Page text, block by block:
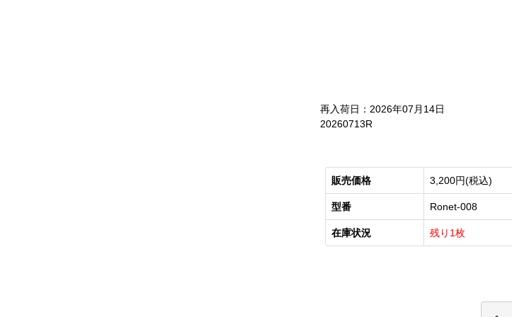
再入荷日：2026年07月14日
20260713R
販売価格 3,200円(税込)
型番 Ronet-008
在庫状況 残り1枚